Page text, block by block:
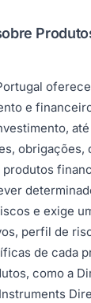
e
obrigações,
e exige
perfil de
de cada
como a